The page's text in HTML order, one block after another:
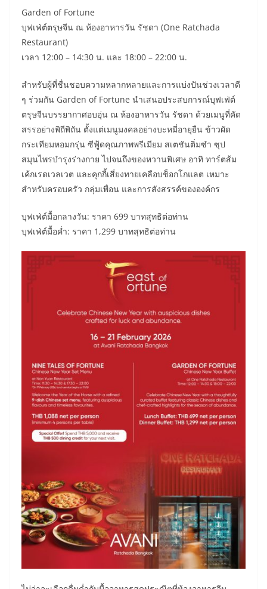
Garden of Fortune
บุฟเฟ่ต์ตรุษจีน ณ ห้องอาหารวัน รัชดา (One Ratchada
Restaurant)
เวลา 12:00 – 14:30 น. และ 18:00 – 22:00 น.
สำหรับผู้ที่ชื่นชอบความหลากหลายและการแบ่งปันช่วงเวลาดี
ๆ ร่วมกัน Garden of Fortune นำเสนอประสบการณ์บุฟเฟ่ต์
ตรุษจีนบรรยากาศอบอุ่น ณ ห้องอาหารวัน รัชดา ด้วยเมนูที่คัด
สรรอย่างพิถีพิถัน ตั้งแต่เมนูมงคลอย่างบะหมี่อายุยืน ข้าวผัด
กระเทียมหอมกรุ่น ซีฟู้ดคุณภาพพรีเมียม สเตชันติ่มซำ ซุป
สมุนไพรบำรุงร่างกาย ไปจนถึงของหวานพิเศษ อาทิ ทาร์ตส้ม
เค้กเรดเวลเวต และคุกกี้เสี่ยงทายเคลือบช็อกโกแลต เหมาะ
สำหรับครอบครัว กลุ่มเพื่อน และการสังสรรค์ขององค์กร
บุฟเฟ่ต์มื้อกลางวัน: ราคา 699 บาทสุทธิต่อท่าน
บุฟเฟ่ต์มื้อค่ำ: ราคา 1,299 บาทสุทธิต่อท่าน